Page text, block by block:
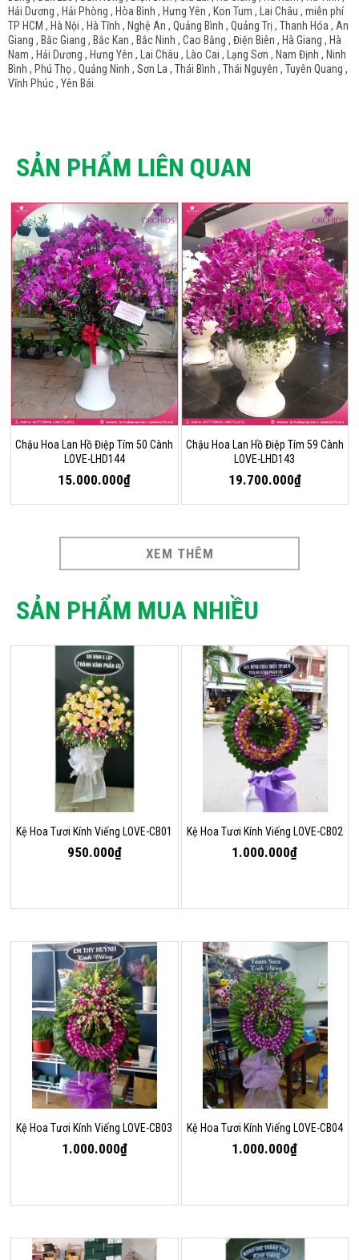
Hải Dương , Hải Phòng , Hòa Bình , Hưng Yên , Kon Tum , Lai Châu , miễn phí
TP HCM , Hà Nội , Hà Tĩnh , Nghệ An , Quảng Bình , Quảng Trị , Thanh Hóa , An
Giang , Bắc Giang , Bắc Kan , Bắc Ninh , Cao Bằng , Điện Biên , Hà Giang , Hà
Nam , Hải Dương , Hưng Yên , Lai Châu , Lào Cai , Lạng Sơn , Nam Định , Ninh
Bình , Phú Thọ , Quảng Ninh , Sơn La , Thái Bình , Thái Nguyên , Tuyên Quang ,
Vĩnh Phúc , Yên Bái.
SẢN PHẨM LIÊN QUAN
Chậu Hoa Lan Hồ Điệp Tím 50 Cành
LOVE-LHD144
15.000.000₫
Chậu Hoa Lan Hồ Điệp Tím 59 Cành
LOVE-LHD143
19.700.000₫
XEM THÊM
SẢN PHẨM MUA NHIỀU
Kệ Hoa Tươi Kính Viếng LOVE-CB01
950.000₫
Kệ Hoa Tươi Kính Viếng LOVE-CB02
1.000.000₫
Kệ Hoa Tươi Kính Viếng LOVE-CB03
1.000.000₫
Kệ Hoa Tươi Kính Viếng LOVE-CB04
1.000.000₫